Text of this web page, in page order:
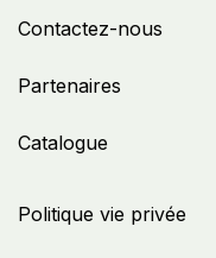
Politique vie privée
Contactez-nous
Partenaires
Catalogue